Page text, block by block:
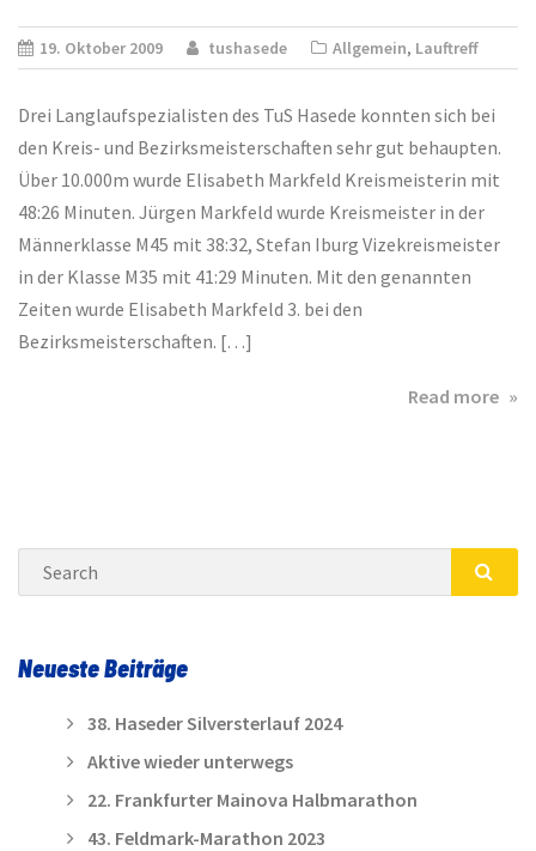
19. Oktober 2009 tushasede Allgemein, Lauftreff
Drei Langlaufspezialisten des TuS Hasede konnten sich bei
den Kreis- und Bezirksmeisterschaften sehr gut behaupten.
Über 10.000m wurde Elisabeth Markfeld Kreismeisterin mit
48:26 Minuten. Jürgen Markfeld wurde Kreismeister in der
Männerklasse M45 mit 38:32, Stefan Iburg Vizekreismeister
in der Klasse M35 mit 41:29 Minuten. Mit den genannten
Zeiten wurde Elisabeth Markfeld 3. bei den
Bezirksmeisterschaften. […]
Read more
Search
Neueste Beiträge
38. Haseder Silversterlauf 2024
Aktive wieder unterwegs
22. Frankfurter Mainova Halbmarathon
43. Feldmark-Marathon 2023